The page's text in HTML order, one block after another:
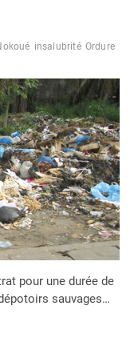
insalubrité Ordure
pour une durée de
sauvages…